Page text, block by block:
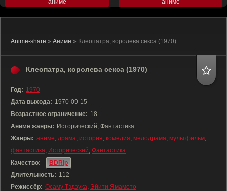
аниме аниме
Anime-share » Аниме » Клеопатра, королева секса (1970)
Клеопатра, королева секса (1970)
Год: 1970
Дата выхода: 1970-09-15
Возрастное ограничение: 18
Аниме жанры: Исторический, Фантастика
Жанры: аниме, драма, история, комедия, мелодрама, мультфильм,
фантастика, Исторический, Фантастика
Качество:
BDRip
Длительность: 112
Режиссёр: Осаму Тэдзука, Эйити Ямамото